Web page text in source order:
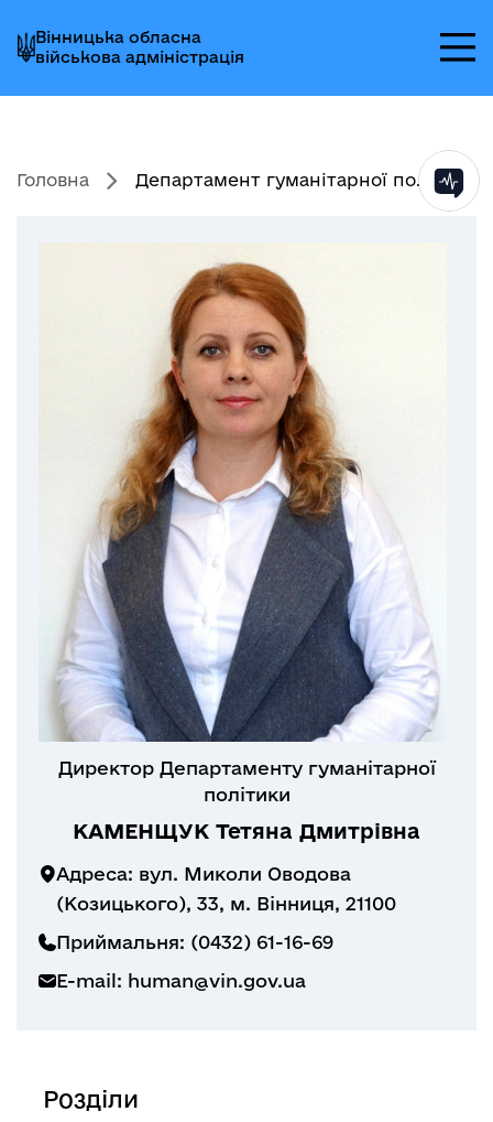
до
головного
меню
до
головного
вмісту
до
головного
колонтитула
Вінницька обласна
військова адміністрація
Головна Департамент гуманітарної по...
Директор Департаменту гуманітарної
політики
КАМЕНЩУК Тетяна Дмитрівна
Адреса: вул. Миколи Оводова
(Козицького), 33, м. Вінниця, 21100
Приймальня: (0432) 61-16-69
E-mail: human@vin.gov.ua
Розділи